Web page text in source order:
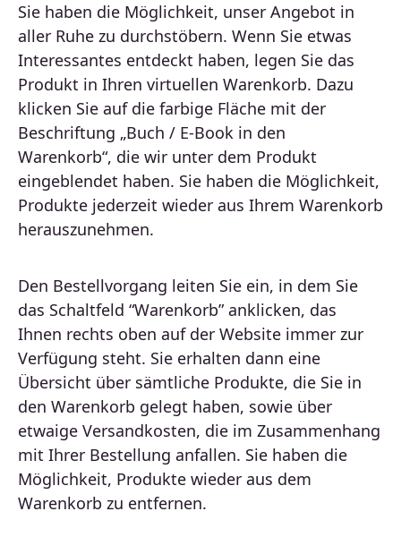
Sie haben die Möglichkeit, unser Angebot in
aller Ruhe zu durchstöbern. Wenn Sie etwas
Interessantes entdeckt haben, legen Sie das
Produkt in Ihren virtuellen Warenkorb. Dazu
klicken Sie auf die farbige Fläche mit der
Beschriftung „Buch / E-Book in den
Warenkorb“, die wir unter dem Produkt
eingeblendet haben. Sie haben die Möglichkeit,
Produkte jederzeit wieder aus Ihrem Warenkorb
herauszunehmen.
Den Bestellvorgang leiten Sie ein, in dem Sie
das Schaltfeld “Warenkorb” anklicken, das
Ihnen rechts oben auf der Website immer zur
Verfügung steht. Sie erhalten dann eine
Übersicht über sämtliche Produkte, die Sie in
den Warenkorb gelegt haben, sowie über
etwaige Versandkosten, die im Zusammenhang
mit Ihrer Bestellung anfallen. Sie haben die
Möglichkeit, Produkte wieder aus dem
Warenkorb zu entfernen.